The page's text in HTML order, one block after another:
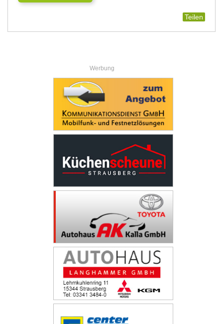
Teilen
Werbung